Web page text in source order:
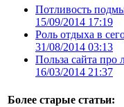
Потливость
15/09/2014 17:19
Роль отдыха в
31/08/2014 03:13
Польза сайта про
16/03/2014 21:37
Более старые статьи: